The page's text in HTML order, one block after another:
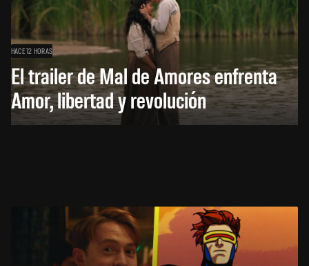
HACE 12 HORAS
El trailer de Mal de Amores enfrenta
Amor, libertad y revolución